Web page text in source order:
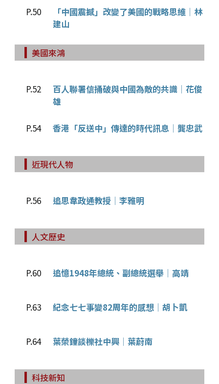
P.50
「中國震撼」改變了美國的戰略思維│林
建山
美國來鴻
P.52
百人聯署信捅破與中國為敵的共識│花俊
雄
P.54 香港「反送中」傳達的時代訊息│龔忠武
近現代人物
P.56 追思韋政通教授│李雅明
人文歷史
P.60 追憶1948年總統、副總統選舉│高靖
P.63 紀念七七事變82周年的感想│胡卜凱
P.64 葉榮鐘談櫟社中興│葉蔚南
科技新知